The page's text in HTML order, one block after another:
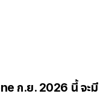
ก.ย. 2026 นี้ จะมี